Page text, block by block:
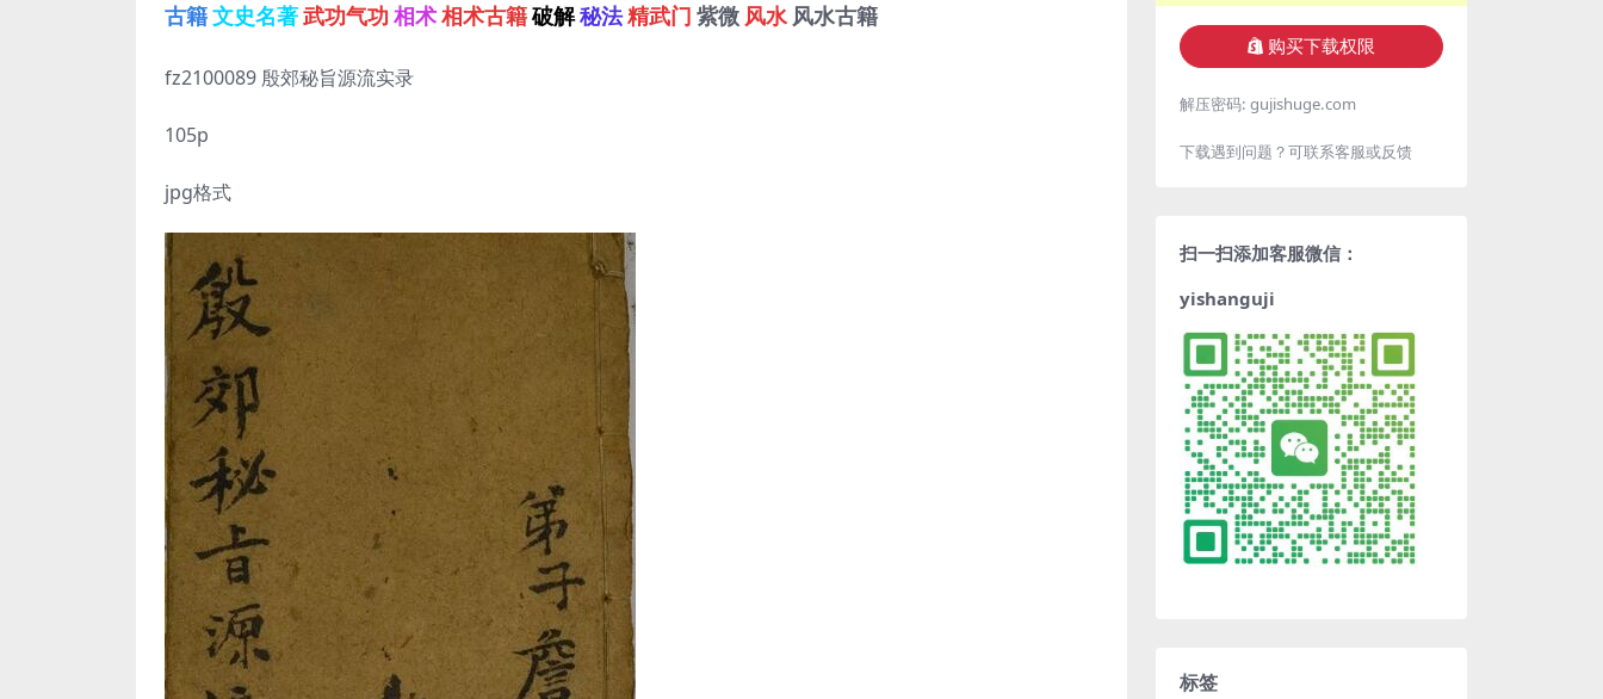
古籍文史名著武功气功 相术相术古籍破解秘法精武门 紫微 风水 风水古籍
fz2100089 殷郊秘旨源流实录
105p
jpg格式
购买下载权限
解压密码: gujishuge.com
下载遇到问题？可联系客服或反馈
扫一扫添加客服微信：
yishanguji
标签